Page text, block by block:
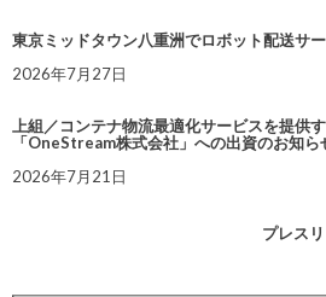
東京ミッドタウン八重洲でロボット配送サ
2026年7月27日
上組／コンテナ物流最適化サービスを提供
「OneStream株式会社」への出資のお知ら
2026年7月21日
プレス